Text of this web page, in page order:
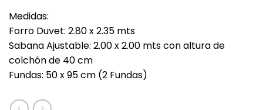
Medidas:
Forro Duvet: 2.80 x 2.35 mts
Sabana Ajustable: 2.00 x 2.00 mts con altura de
colchón de 40 cm
Fundas: 50 x 95 cm (2 Fundas)
era:
$214.800.
es:
$149.900.